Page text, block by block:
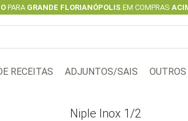
PARA GRANDE FLORIANÓPOLIS EM COMPRAS
RECEITAS ADJUNTOS/SAIS OUTROS
Niple Inox 1/2